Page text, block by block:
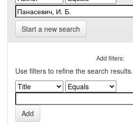
Start a new search
Add filters:
Use filters to refine the search results.